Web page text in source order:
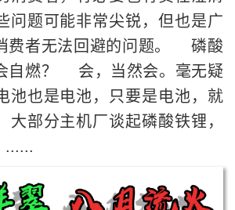
问题可能非常尖锐，但也是广
费者无法回避的问题。 磷酸
自燃？ 会，当然会。毫无疑
池也是电池，只要是电池，就
大部分主机厂谈起磷酸铁锂，
......